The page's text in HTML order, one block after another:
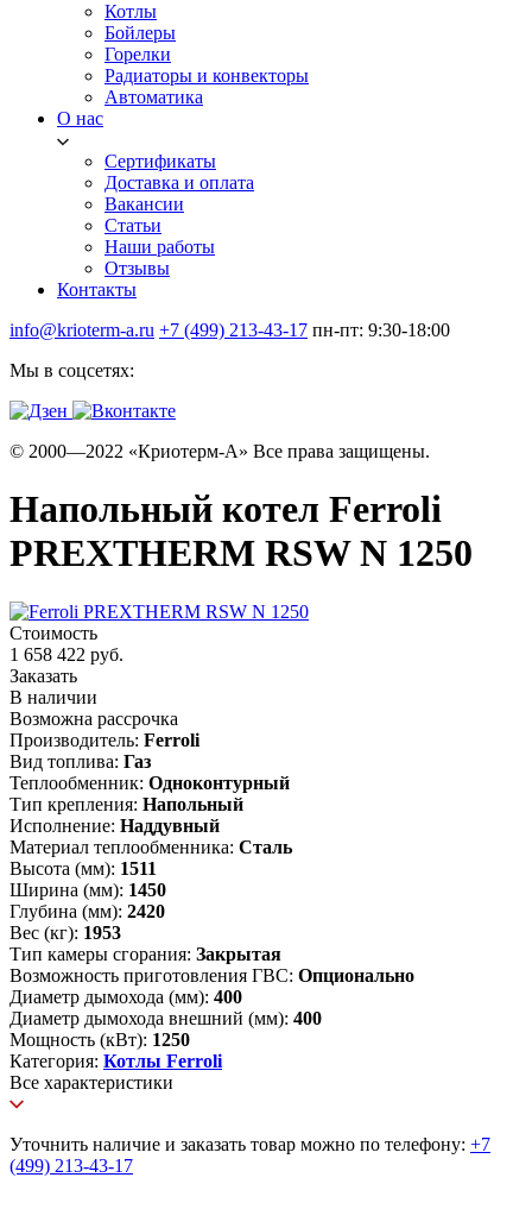
Котлы
Бойлеры
Горелки
Радиаторы и конвекторы
Автоматика
О нас
Сертификаты
Доставка и оплата
Вакансии
Статьи
Наши работы
Отзывы
Контакты
info@krioterm-a.ru +7 (499) 213-43-17 пн-пт: 9:30-18:00
Мы в соцсетях:
© 2000—2022 «Криотерм-А» Все права защищены.
Напольный котел Ferroli
PREXTHERM RSW N 1250
Стоимость
1 658 422 руб.
Заказать
В наличии
Возможна рассрочка
Производитель: Ferroli
Вид топлива: Газ
Теплообменник: Одноконтурный
Тип крепления: Напольный
Исполнение: Наддувный
Материал теплообменника: Сталь
Высота (мм): 1511
Ширина (мм): 1450
Глубина (мм): 2420
Вес (кг): 1953
Тип камеры сгорания: Закрытая
Возможность приготовления ГВС: Опционально
Диаметр дымохода (мм): 400
Диаметр дымохода внешний (мм): 400
Мощность (кВт): 1250
Категория: Котлы Ferroli
Все характеристики
Уточнить наличие и заказать товар можно по телефону: +7
(499) 213-43-17